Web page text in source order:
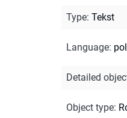
Type: Tekst
Language: pol
Detailed
Object type: